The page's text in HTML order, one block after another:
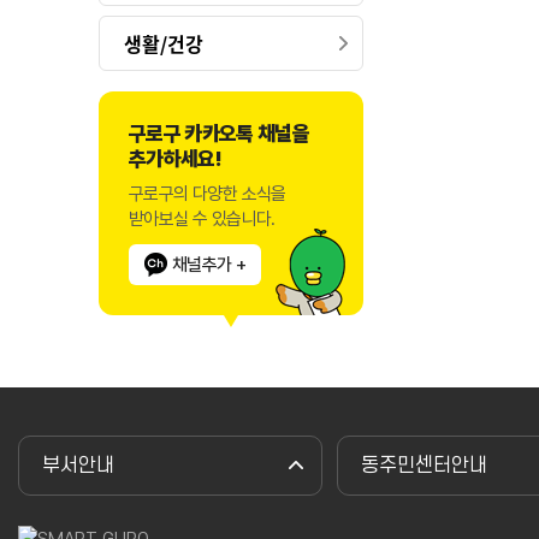
생활/건강
구로구 카카오톡 채널을
추가하세요!
구로구의 다양한 소식을
받아보실 수 있습니다.
채널추가 +
부서안내 동주민센터안내